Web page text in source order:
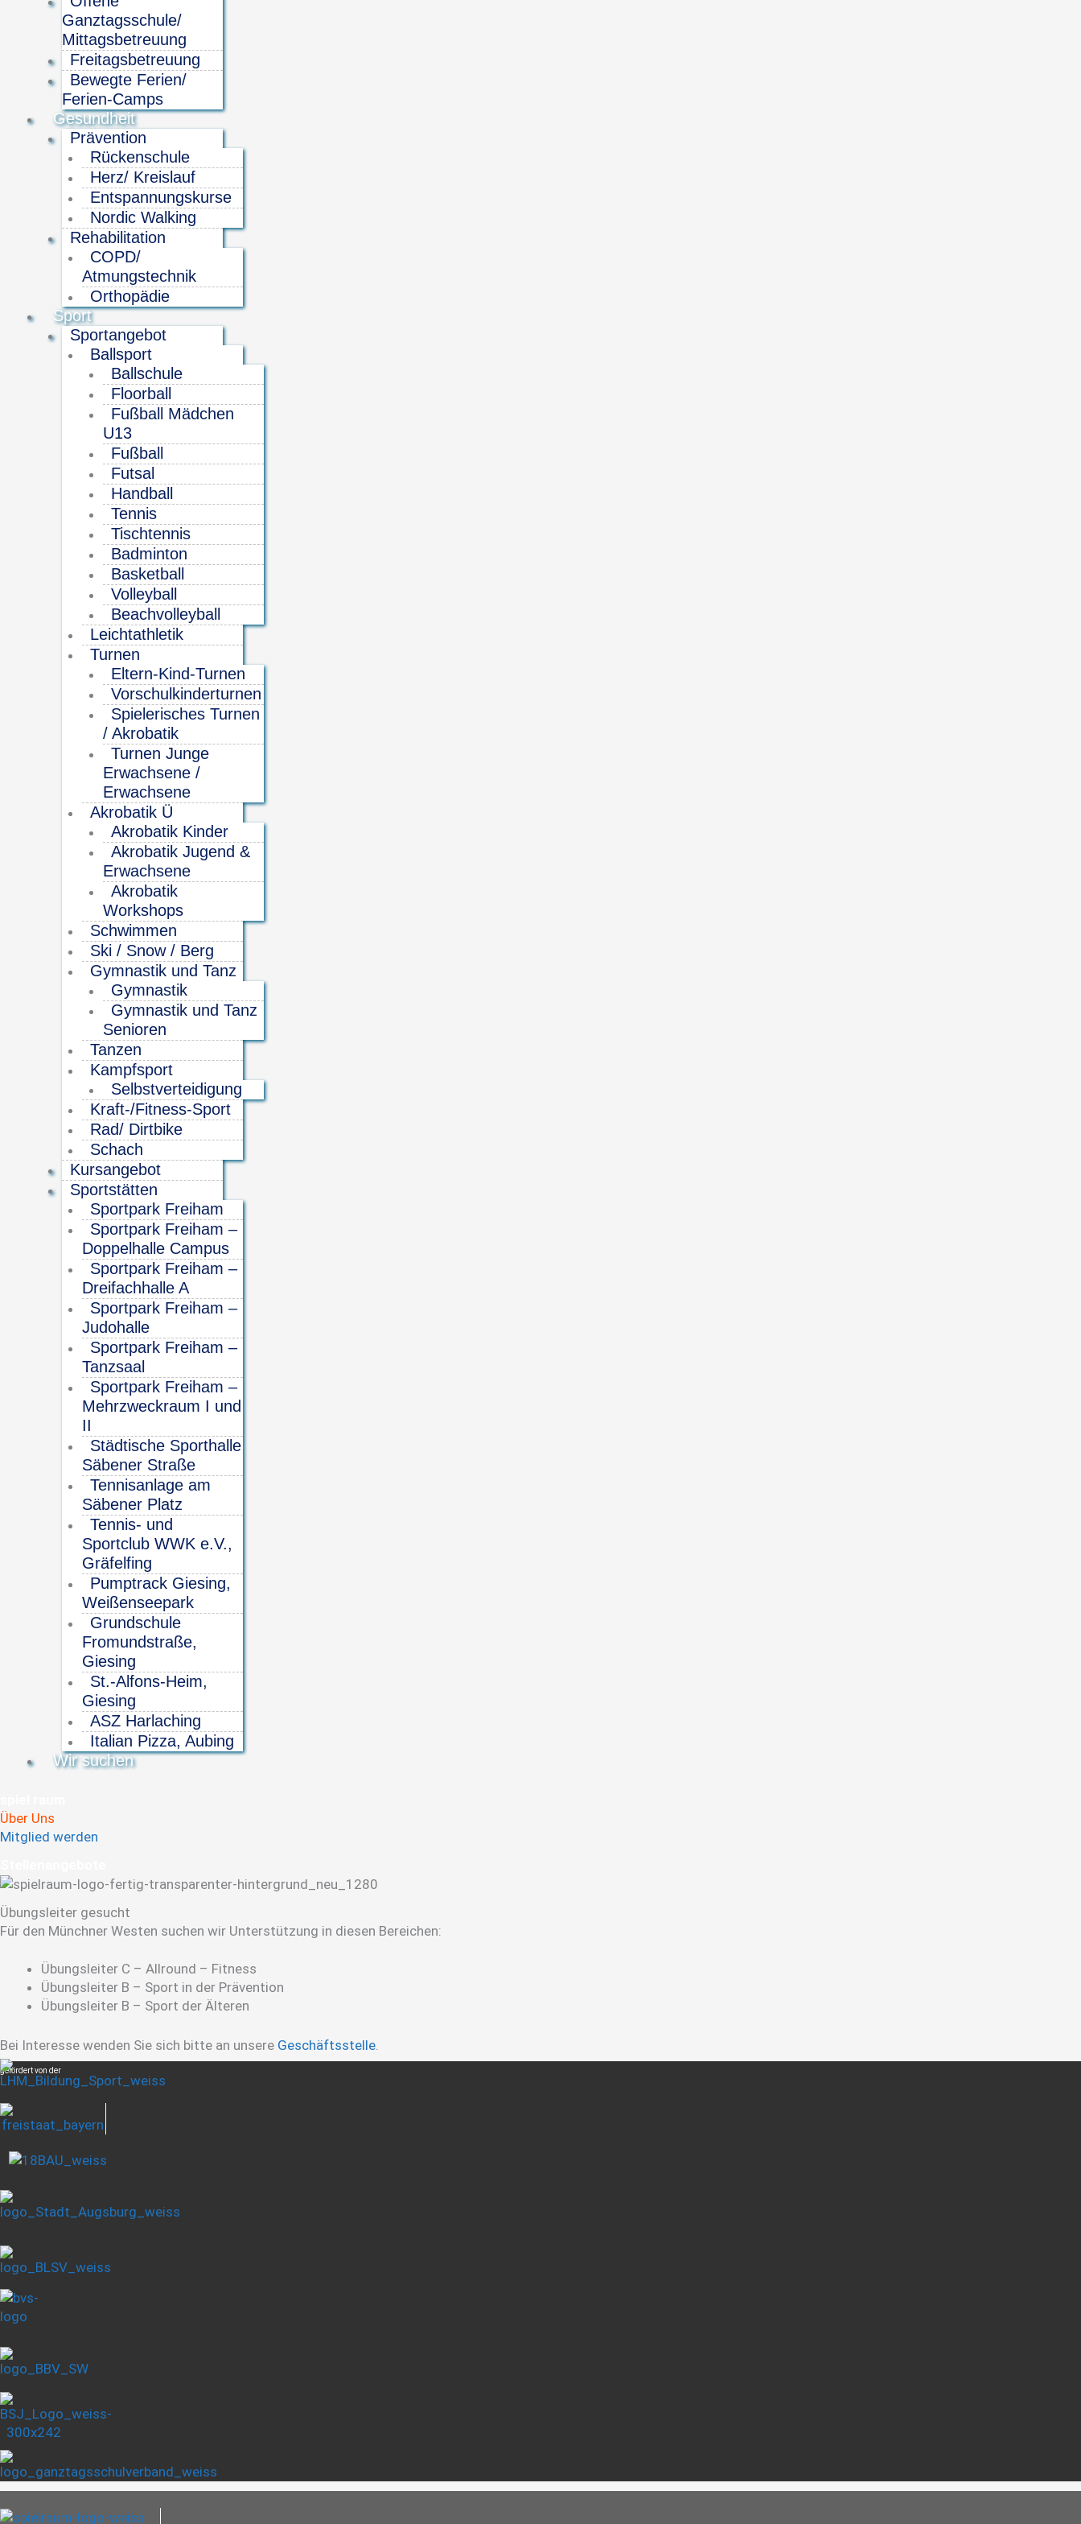
Ganztagsschule/
Mittagsbetreuung
Freitagsbetreuung
Bewegte Ferien/
Ferien-Camps
Gesundheit
Prävention
Rückenschule
Herz/ Kreislauf
Entspannungskurse
Nordic Walking
Rehabilitation
COPD/
Atmungstechnik
Orthopädie
Sport
Sportangebot
Ballsport
Ballschule
Floorball
Fußball Mädchen
U13
Fußball
Futsal
Handball
Tennis
Tischtennis
Badminton
Basketball
Volleyball
Beachvolleyball
Leichtathletik
Turnen
Eltern-Kind-Turnen
Vorschulkinderturnen
Spielerisches Turnen
/ Akrobatik
Turnen Junge
Erwachsene /
Erwachsene
Akrobatik Ü
Akrobatik Kinder
Akrobatik Jugend &
Erwachsene
Akrobatik
Workshops
Schwimmen
Ski / Snow / Berg
Gymnastik und Tanz
Gymnastik
Gymnastik und Tanz
Senioren
Tanzen
Kampfsport
Selbstverteidigung
Kraft-/Fitness-Sport
Rad/ Dirtbike
Schach
Kursangebot
Sportstätten
Sportpark Freiham
Sportpark Freiham –
Doppelhalle Campus
Sportpark Freiham –
Dreifachhalle A
Sportpark Freiham –
Judohalle
Sportpark Freiham –
Tanzsaal
Sportpark Freiham –
Mehrzweckraum I und
II
Städtische Sporthalle
Säbener Straße
Tennisanlage am
Säbener Platz
Tennis- und
Sportclub WWK e.V.,
Gräfelfing
Pumptrack Giesing,
Weißenseepark
Grundschule
Fromundstraße,
Giesing
St.-Alfons-Heim,
Giesing
ASZ Harlaching
Italian Pizza, Aubing
Wir suchen
Über Uns
Mitglied werden
Übungsleiter gesucht
Für den Münchner Westen suchen wir Unterstützung in diesen Bereichen:
Übungsleiter C – Allround – Fitness
Übungsleiter B – Sport in der Prävention
Übungsleiter B – Sport der Älteren
Bei Interesse wenden Sie sich bitte an unsere Geschäftsstelle
gefördert von der